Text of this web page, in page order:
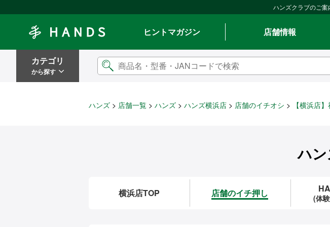
ハンズクラブのご案
ヒントマガジン
店舗情報
カテゴリ
から探す
ハンズ 店舗一覧 ハンズ ハンズ横浜店 店舗のイチオシ 【横浜店
ハ
横浜店TOP 店舗のイチ押し (体